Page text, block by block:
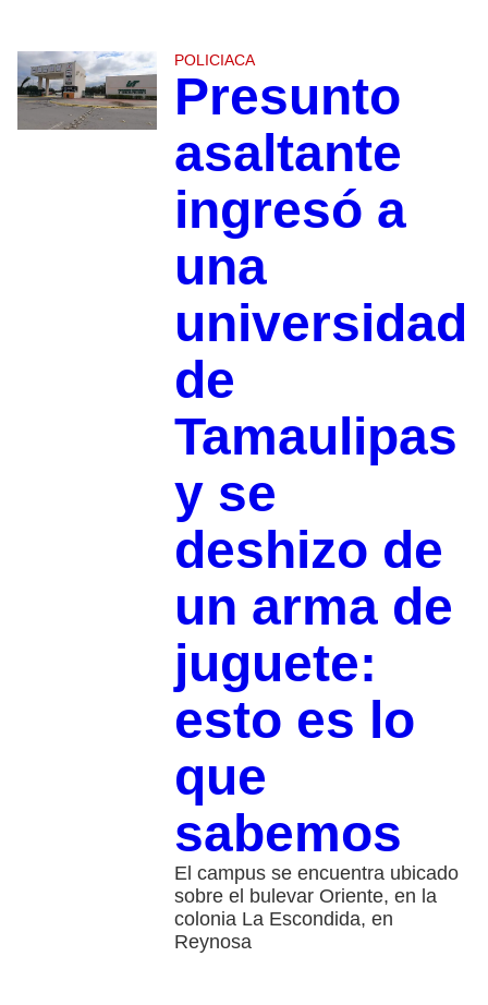
POLICIACA
Presunto
asaltante
ingresó a
una
universidad
de
Tamaulipas
y se
deshizo de
un arma de
juguete:
esto es lo
que
sabemos
El campus se encuentra ubicado
sobre el bulevar Oriente, en la
colonia La Escondida, en
Reynosa